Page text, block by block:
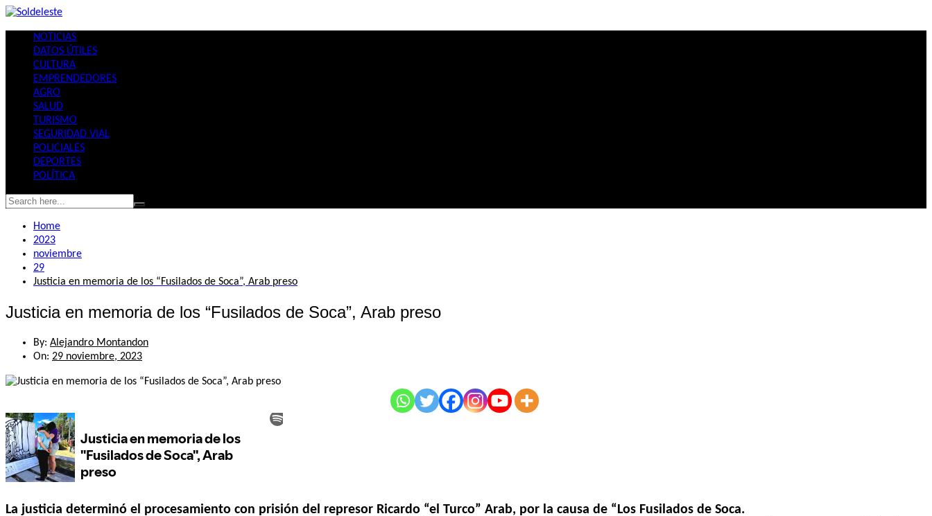
Skip
contentNOTICIAS
DATOS ÚTILES
CULTURA
EMPRENDEDORES
AGRO
SALUD
TURISMO
SEGURIDAD VIAL
POLICIALES
DEPORTES
POLÍTICA
Home
2023
noviembre
29
Justicia en memoria de los “Fusilados de Soca”, Arab preso
Justicia en memoria de los “Fusilados de Soca”, Arab preso
By: Alejandro Montandon
On: 29 noviembre, 2023
La justicia determinó el procesamiento con prisión del represor Ricardo “el Turco” Arab, por la causa de “Los Fusilados de Soca.